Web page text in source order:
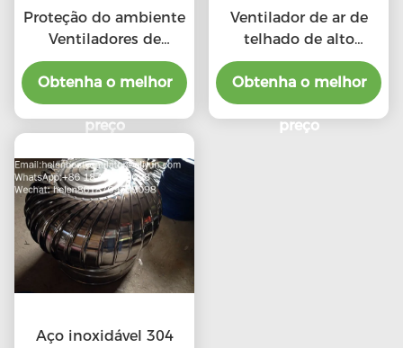
Proteção do ambiente
Ventiladores de
telhado de escape de
alta CFM com
ventiladores
profissionais
Obtenha o melhor
preço
Ventilador de ar de
telhado de alto
desempenho em
relação ao custo para
produto profissional
Obtenha o melhor
preço
Aço inoxidável 304